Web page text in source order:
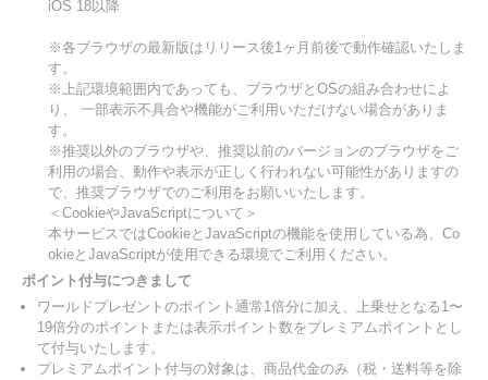
iOS 18以降
※各ブラウザの最新版はリリース後1ヶ月前後で動作確認いたしま
す。
※上記環境範囲内であっても、ブラウザとOSの組み合わせによ
り、 一部表示不具合や機能がご利用いただけない場合がありま
す。
※推奨以外のブラウザや、推奨以前のバージョンのブラウザをご
利用の場合、動作や表示が正しく行われない可能性がありますの
で、推奨ブラウザでのご利用をお願いいたします。
＜CookieやJavaScriptについて＞
本サービスではCookieとJavaScriptの機能を使用している為、Co
okieとJavaScriptが使用できる環境でご利用ください。
ポイント付与につきまして
ワールドプレゼントのポイント通常1倍分に加え、上乗せとなる1〜
19倍分のポイントまたは表示ポイント数をプレミアムポイントとし
て付与いたします。
プレミアムポイント付与の対象は、商品代金のみ（税・送料等を除